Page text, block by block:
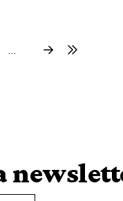
…
PageDernière